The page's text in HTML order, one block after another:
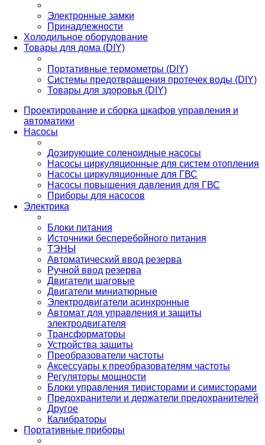
Электронные замки
Принадлежности
Холодильное оборудование
Товары для дома (DIY)
Портативные термометры (DIY)
Системы предотвращения протечек воды (DIY)
Товары для здоровья (DIY)
Проектирование и сборка шкафов управления и
автоматики
Насосы
Дозирующие соленоидные насосы
Насосы циркуляционные для систем отопления
Насосы циркуляционные для ГВС
Насосы повышения давления для ГВС
Приборы для насосов
Электрика
Блоки питания
Источники бесперебойного питания
ТЭНЫ
Автоматический ввод резерва
Ручной ввод резерва
Двигатели шаговые
Двигатели миниатюрные
Электродвигатели асинхронные
Автомат для управления и защиты
электродвигателя
Трансформаторы
Устройства защиты
Преобразователи частоты
Аксессуары к преобразователям частоты
Регуляторы мощности
Блоки управления тиристорами и симисторами
Предохранители и держатели предохранителей
Другое
Калибраторы
Портативные приборы